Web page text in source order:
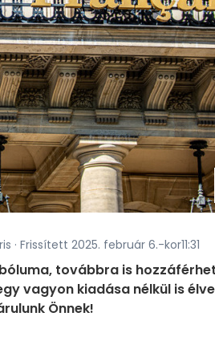
· Frissített 2025. február 6.-kor11:31
továbbra is
vagyon kiadása nélkül is
Önnek!